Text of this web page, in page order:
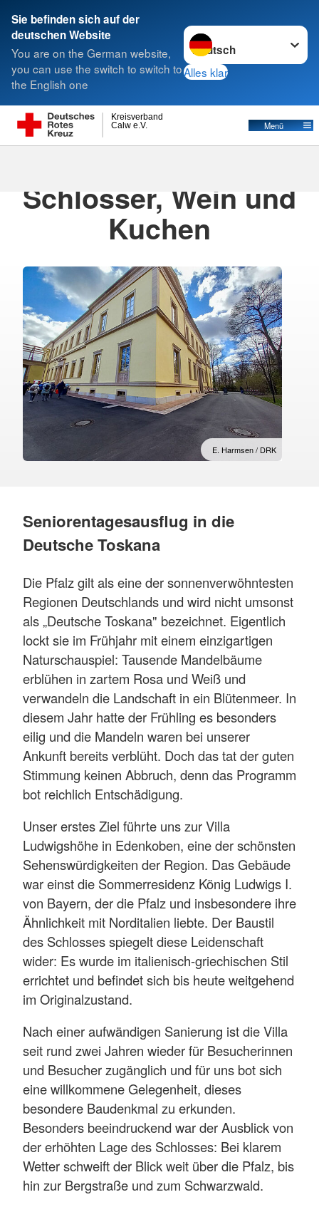
Sie befinden sich auf der
deutschen Website
You are on the German website,
you can use the switch to switch to
the English one
Sprache wechseln zu
Alles klar
Calw e.V.
Kreisverband
Menü
Suche
Schlösser, Wein und
Kuchen
E. Harmsen / DRK
Seniorentagesausflug in die
Deutsche Toskana
Die Pfalz gilt als eine der sonnenverwöhntesten
Regionen Deutschlands und wird nicht umsonst
als „Deutsche Toskana" bezeichnet. Eigentlich
lockt sie im Frühjahr mit einem einzigartigen
Naturschauspiel: Tausende Mandelbäume
erblühen in zartem Rosa und Weiß und
verwandeln die Landschaft in ein Blütenmeer. In
diesem Jahr hatte der Frühling es besonders
eilig und die Mandeln waren bei unserer
Ankunft bereits verblüht. Doch das tat der guten
Stimmung keinen Abbruch, denn das Programm
bot reichlich Entschädigung.
Unser erstes Ziel führte uns zur Villa
Ludwigshöhe in Edenkoben, eine der schönsten
Sehenswürdigkeiten der Region. Das Gebäude
war einst die Sommerresidenz König Ludwigs I.
von Bayern, der die Pfalz und insbesondere ihre
Ähnlichkeit mit Norditalien liebte. Der Baustil
des Schlosses spiegelt diese Leidenschaft
wider: Es wurde im italienisch-griechischen Stil
errichtet und befindet sich bis heute weitgehend
im Originalzustand.
Nach einer aufwändigen Sanierung ist die Villa
seit rund zwei Jahren wieder für Besucherinnen
und Besucher zugänglich und für uns bot sich
eine willkommene Gelegenheit, dieses
besondere Baudenkmal zu erkunden.
Besonders beeindruckend war der Ausblick von
der erhöhten Lage des Schlosses: Bei klarem
Wetter schweift der Blick weit über die Pfalz, bis
hin zur Bergstraße und zum Schwarzwald.